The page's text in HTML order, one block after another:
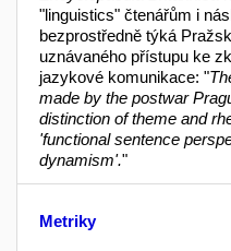
"linguistics" čtenářům i
bezprostředně týká
uznávaného přístupu ke
jazykové komunikace: "
made by the postwar
distinction of theme and
'functional sentence
dynamism'."
Metriky